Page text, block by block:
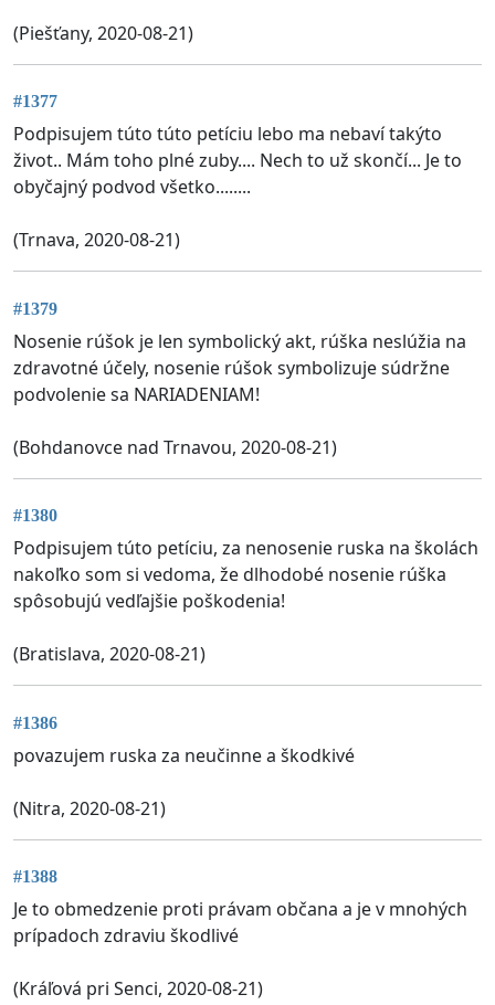
(Piešťany, 2020-08-21)
#1377
Podpisujem túto túto petíciu lebo ma nebaví takýto
život.. Mám toho plné zuby.... Nech to už skončí... Je to
obyčajný podvod všetko........
(Trnava, 2020-08-21)
#1379
Nosenie rúšok je len symbolický akt, rúška neslúžia na
zdravotné účely, nosenie rúšok symbolizuje súdržne
podvolenie sa NARIADENIAM!
(Bohdanovce nad Trnavou, 2020-08-21)
#1380
Podpisujem túto petíciu, za nenosenie ruska na školách
nakoľko som si vedoma, že dlhodobé nosenie rúška
spôsobujú vedľajšie poškodenia!
(Bratislava, 2020-08-21)
#1386
povazujem ruska za neučinne a škodkivé
(Nitra, 2020-08-21)
#1388
Je to obmedzenie proti právam občana a je v mnohých
prípadoch zdraviu škodlivé
(Kráľová pri Senci, 2020-08-21)